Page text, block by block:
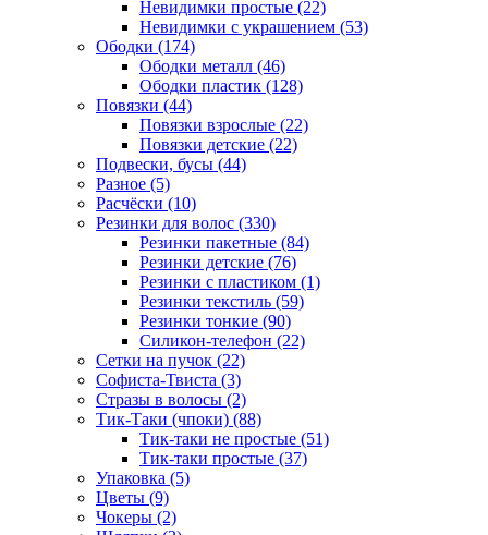
Невидимки простые (22)
Невидимки с украшением (53)
Ободки (174)
Ободки металл (46)
Ободки пластик (128)
Повязки (44)
Повязки взрослые (22)
Повязки детские (22)
Подвески, бусы (44)
Разное (5)
Расчёски (10)
Резинки для волос (330)
Резинки пакетные (84)
Резинки детские (76)
Резинки с пластиком (1)
Резинки текстиль (59)
Резинки тонкие (90)
Силикон-телефон (22)
Сетки на пучок (22)
Софиста-Твиста (3)
Стразы в волосы (2)
Тик-Таки (чпоки) (88)
Тик-таки не простые (51)
Тик-таки простые (37)
Упаковка (5)
Цветы (9)
Чокеры (2)